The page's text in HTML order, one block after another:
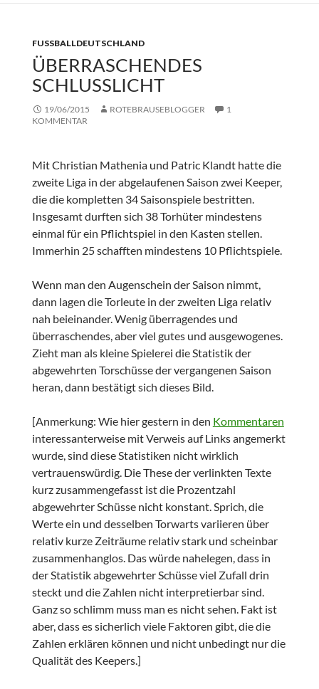
FUSSBALLDEUTSCHLAND
ÜBERRASCHENDES
SCHLUSSLICHT
19/06/2015 ROTEBRAUSEBLOGGER
1
KOMMENTAR
Mit Christian Mathenia und Patric Klandt hatte die
zweite Liga in der abgelaufenen Saison zwei Keeper,
die die kompletten 34 Saisonspiele bestritten.
Insgesamt durften sich 38 Torhüter mindestens
einmal für ein Pflichtspiel in den Kasten stellen.
Immerhin 25 schafften mindestens 10 Pflichtspiele.
Wenn man den Augenschein der Saison nimmt,
dann lagen die Torleute in der zweiten Liga relativ
nah beieinander. Wenig überragendes und
überraschendes, aber viel gutes und ausgewogenes.
Zieht man als kleine Spielerei die Statistik der
abgewehrten Torschüsse der vergangenen Saison
heran, dann bestätigt sich dieses Bild.
[Anmerkung: Wie hier gestern in den Kommentaren
interessanterweise mit Verweis auf Links angemerkt
wurde, sind diese Statistiken nicht wirklich
vertrauenswürdig. Die These der verlinkten Texte
kurz zusammengefasst ist die Prozentzahl
abgewehrter Schüsse nicht konstant. Sprich, die
Werte ein und desselben Torwarts variieren über
relativ kurze Zeiträume relativ stark und scheinbar
zusammenhanglos. Das würde nahelegen, dass in
der Statistik abgewehrter Schüsse viel Zufall drin
steckt und die Zahlen nicht interpretierbar sind.
Ganz so schlimm muss man es nicht sehen. Fakt ist
aber, dass es sicherlich viele Faktoren gibt, die die
Zahlen erklären können und nicht unbedingt nur die
Qualität des Keepers.]